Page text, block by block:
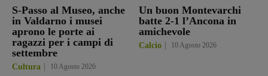
S-Passo al Museo, anche
in Valdarno i musei
aprono le porte ai
ragazzi per i campi di
settembre
Cultura 10 Agosto 2026
Un buon Montevarchi
batte 2-1 l’Ancona in
amichevole
Calcio 10 Agosto 2026